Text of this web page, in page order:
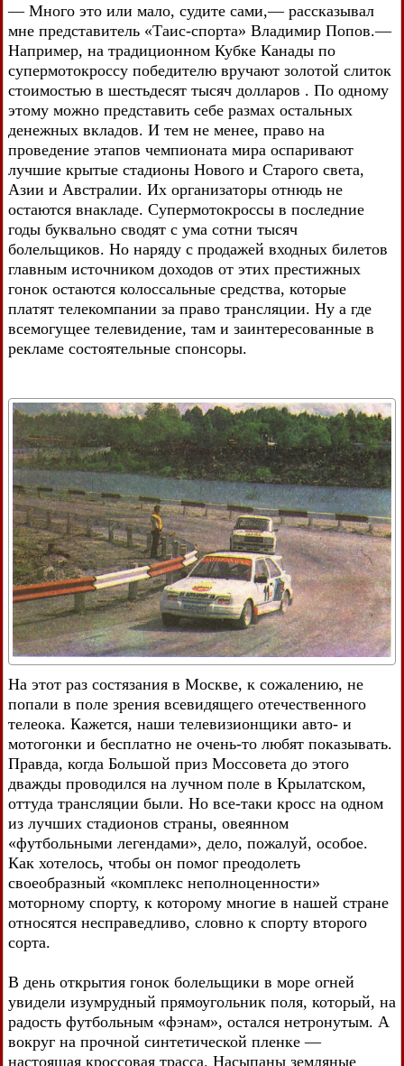
— Много это или мало, судите сами,— рассказывал
мне представитель «Таис-спорта» Владимир Попов.—
Например, на традиционном Кубке Канады по
супермотокроссу победителю вручают золотой слиток
стоимостью в шестьдесят тысяч долларов . По одному
этому можно представить себе размах остальных
денежных вкладов. И тем не менее, право на
проведение этапов чемпионата мира оспаривают
лучшие крытые стадионы Нового и Старого света,
Азии и Австралии. Их организаторы отнюдь не
остаются внакладе. Супермотокроссы в последние
годы буквально сводят с ума сотни тысяч
болельщиков. Но наряду с продажей входных билетов
главным источником доходов от этих престижных
гонок остаются колоссальные средства, которые
платят телекомпании за право трансляции. Ну а где
всемогущее телевидение, там и заинтересованные в
рекламе состоятельные спонсоры.
На этот раз состязания в Москве, к сожалению, не
попали в поле зрения всевидящего отечественного
телеока. Кажется, наши телевизионщики авто- и
мотогонки и бесплатно не очень-то любят показывать.
Правда, когда Большой приз Моссовета до этого
дважды проводился на лучном поле в Крылатском,
оттуда трансляции были. Но все-таки кросс на одном
из лучших стадионов страны, овеянном
«футбольными легендами», дело, пожалуй, особое.
Как хотелось, чтобы он помог преодолеть
своеобразный «комплекс неполноценности»
моторному спорту, к которому многие в нашей стране
относятся несправедливо, словно к спорту второго
сорта.
В день открытия гонок болельщики в море огней
увидели изумрудный прямоугольник поля, который, на
радость футбольным «фэнам», остался нетронутым. А
вокруг на прочной синтетической пленке —
настоящая кроссовая трасса. Насыпаны земляные